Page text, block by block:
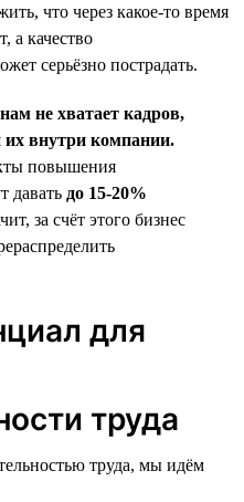
что через какое-то время
а качество
серьёзно пострадать.
не хватает кадров,
внутри компании.
повышения
давать до 15‑20%
за счёт этого бизнес
для
труда
труда, мы идём